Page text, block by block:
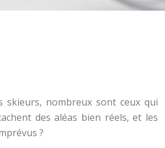
skieurs, nombreux sont ceux qui
des aléas bien réels, et les
?